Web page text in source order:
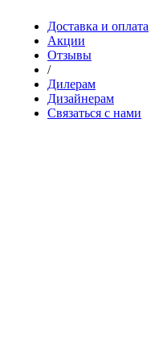
Доставка и оплата
Акции
Отзывы
/
Дилерам
Дизайнерам
Связаться с нами